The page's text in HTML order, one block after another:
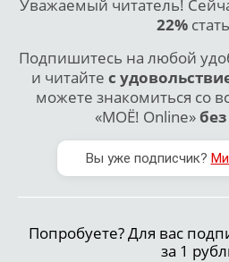
Уважаемый читатель!
22%
Подпишитесь на любой
и читайте с
можете знакомиться со
«МОЁ! Online»
Вы уже подписчик?
Попробуете? Для вас
за 1